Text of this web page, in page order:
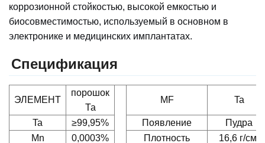
коррозионной стойкостью, высокой емкостью и
биосовместимостью, используемый в основном в
электронике и медицинских имплантатах.
Спецификация
ЭЛЕМЕНТ
порошок
Та
MF Ta
Ta ≥99,95% Появление
Пудра
Mn
0,0003% Плотность
16,6 г/см³